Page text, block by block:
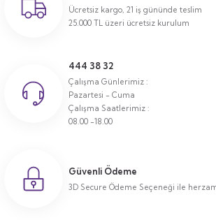
Ücretsiz kargo, 21 iş gününde teslim
25.000 TL üzeri ücretsiz kurulum
444 38 32
Çalışma Günlerimiz :
Pazartesi - Cuma
Çalışma Saatlerimiz :
08.00 -18.00
Güvenli Ödeme
3D Secure Ödeme Seçeneği ile